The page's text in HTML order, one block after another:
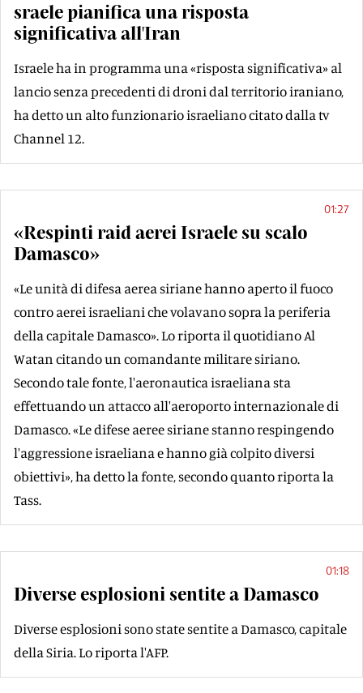
sraele pianifica una risposta
significativa all'Iran
Israele ha in programma una «risposta significativa» al
lancio senza precedenti di droni dal territorio iraniano,
ha detto un alto funzionario israeliano citato dalla tv
Channel 12.
01:27
«Respinti raid aerei Israele su scalo
Damasco»
«Le unità di difesa aerea siriane hanno aperto il fuoco
contro aerei israeliani che volavano sopra la periferia
della capitale Damasco». Lo riporta il quotidiano Al
Watan citando un comandante militare siriano.
Secondo tale fonte, l'aeronautica israeliana sta
effettuando un attacco all'aeroporto internazionale di
Damasco. «Le difese aeree siriane stanno respingendo
l'aggressione israeliana e hanno già colpito diversi
obiettivi», ha detto la fonte, secondo quanto riporta la
Tass.
01:18
Diverse esplosioni sentite a Damasco
Diverse esplosioni sono state sentite a Damasco, capitale
della Siria. Lo riporta l'AFP.